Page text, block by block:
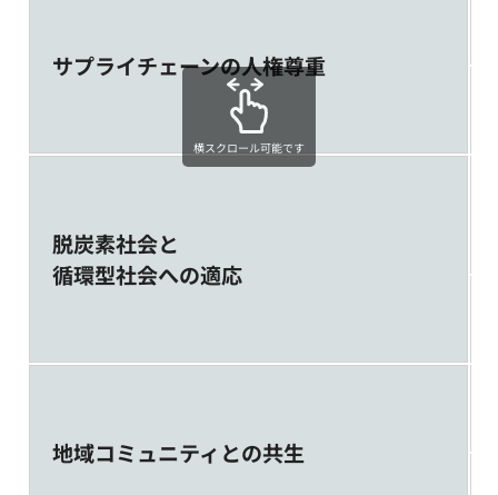
サプライチェーンの人権尊重
脱炭素社会と
循環型社会への適応
地域コミュニティとの共生
横スクロール可能です